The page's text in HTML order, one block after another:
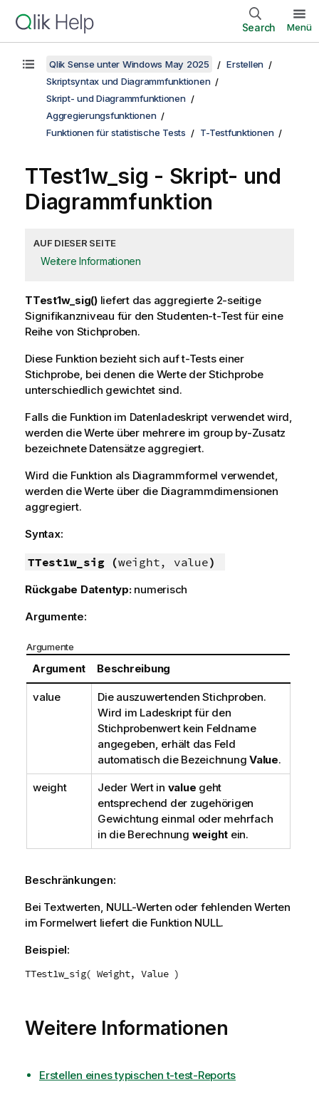
Search Menü
Qlik Sense unter Windows May 2025
Erstellen
Skriptsyntax und Diagrammfunktionen
Skript- und Diagrammfunktionen
Aggregierungsfunktionen
Funktionen für statistische Tests
T-Testfunktionen
TTest1w_sig - Skript- und
Diagrammfunktion
AUF DIESER SEITE
Weitere Informationen
TTest1w_sig()liefert das aggregierte 2-seitige
Signifikanzniveau für den Studenten-t-Test für eine
Reihe von Stichproben.
Diese Funktion bezieht sich auf t-Tests einer
Stichprobe, bei denen die Werte der Stichprobe
unterschiedlich gewichtet sind.
Falls die Funktion im Datenladeskript verwendet wird,
werden die Werte über mehrere im group by-Zusatz
bezeichnete Datensätze aggregiert.
Wird die Funktion als Diagrammformel verwendet,
werden die Werte über die Diagrammdimensionen
aggregiert.
Syntax:
TTest1w_sig (weight, value)
Rückgabe Datentyp: numerisch
Argumente:
Argumente
Argument Beschreibung
value
Die auszuwertenden Stichproben.
Wird im Ladeskript für den
Stichprobenwert kein Feldname
angegeben, erhält das Feld
automatisch die Bezeichnung Value.
weight Jeder Wert in value geht
entsprechend der zugehörigen
Gewichtung einmal oder mehrfach
in die Berechnung weight ein.
Beschränkungen:
Bei Textwerten, NULL-Werten oder fehlenden Werten
im Formelwert liefert die Funktion NULL.
Beispiel:
TTest1w_sig( Weight, Value )
Weitere Informationen
Erstellen eines typischen t-test-Reports